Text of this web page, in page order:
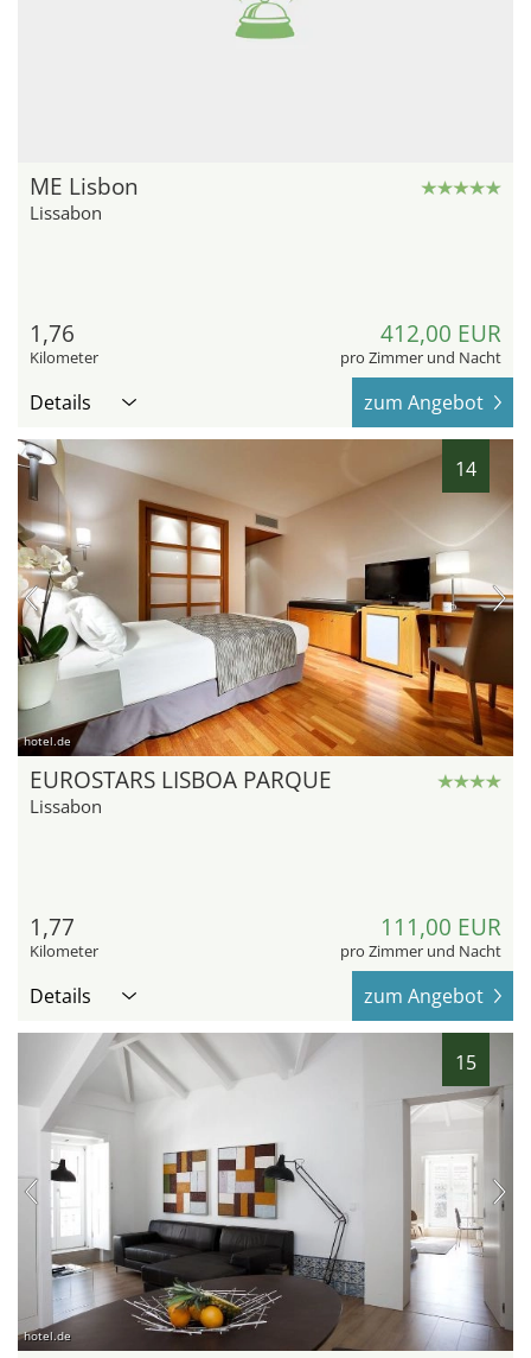
ME Lisbon
Lissabon
1,76
Kilometer
412,00 EUR
pro Zimmer und Nacht
Details zum Angebot
14
hotel.de
EUROSTARS LISBOA PARQUE
Lissabon
1,77
Kilometer
111,00 EUR
pro Zimmer und Nacht
Details zum Angebot
15
hotel.de